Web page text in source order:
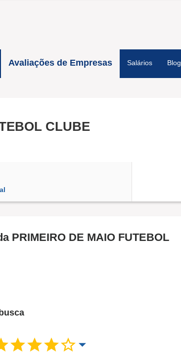
Avaliações de Empresas Salários Blog
CLUBE
PRIMEIRO DE MAIO FUTEBOL